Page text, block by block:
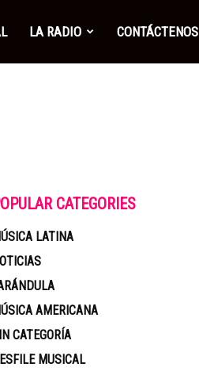
LA RADIO CONTÁCTENOS
CATEGORIES
LATINA
AMERICANA
CATEGORÍA
MUSICAL